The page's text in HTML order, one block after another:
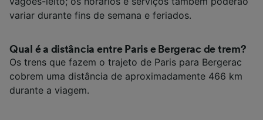
variar durante fins de semana e feriados.
Qual é a distância entre Paris e Bergerac de trem?
Os trens que fazem o trajeto de Paris para Bergerac
cobrem uma distância de aproximadamente 466 km
durante a viagem.